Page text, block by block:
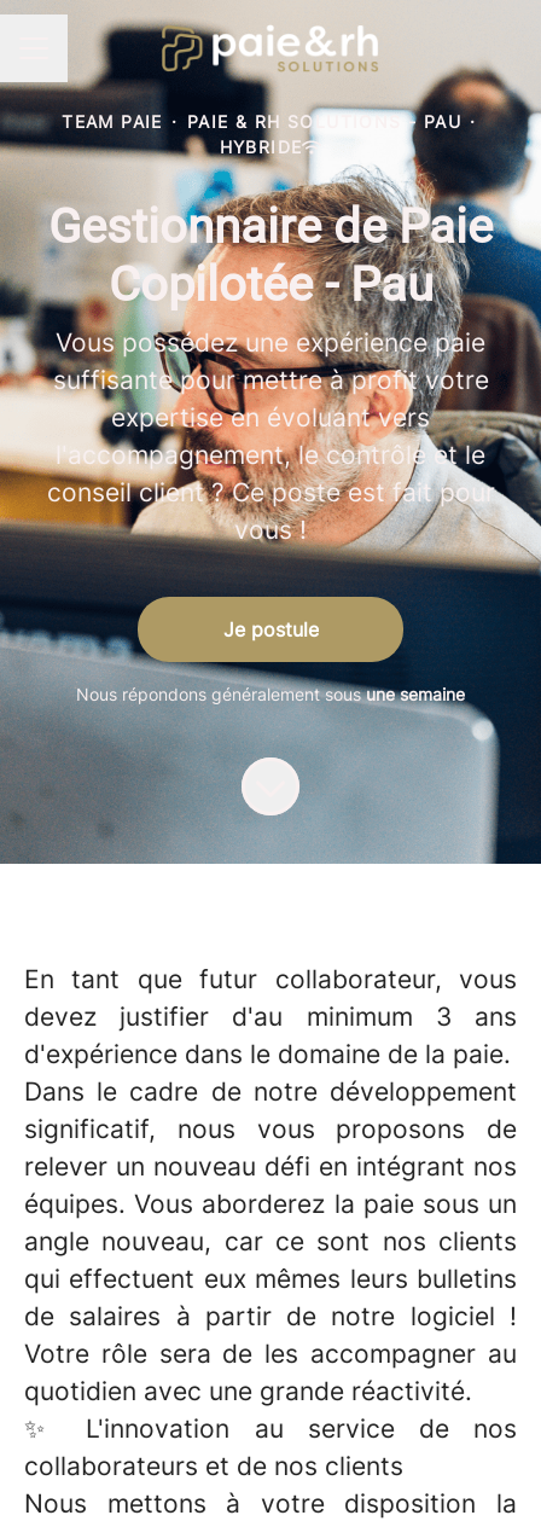
Menu carrière
TEAM PAIE · PAIE & RH SOLUTIONS - PAU ·
HYBRIDE
Gestionnaire de Paie
Copilotée - Pau
Vous possédez une expérience paie
suffisante pour mettre à profit votre
expertise en évoluant vers
l'accompagnement, le contrôle et le
conseil client ? Ce poste est fait pour
vous !
Je postule
Nous répondons généralement sousune semaine
En tant que futur collaborateur, vous
devez justifier d'au minimum 3 ans
d'expérience dans le domaine de la paie.
Dans le cadre de notre développement
significatif, nous vous proposons de
relever un nouveau défi en intégrant nos
équipes. Vous aborderez la paie sous un
angle nouveau, car ce sont nos clients
qui effectuent eux mêmes leurs bulletins
de salaires à partir de notre logiciel !
Votre rôle sera de les accompagner au
quotidien avec une grande réactivité.
✨ L'innovation au service de nos
collaborateurs et de nos clients
Nous mettons à votre disposition la